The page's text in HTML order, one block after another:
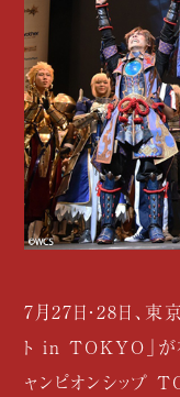
7月27日・28日、東
ト in TOKYO」が
ャンピオンシップ